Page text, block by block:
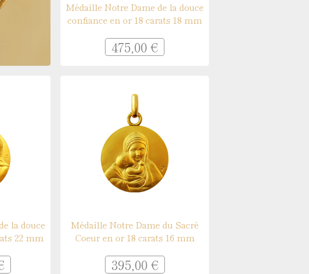
Médaille Notre Dame de la douce
confiance en or 18 carats 18 mm
475,00 €
la douce
22 mm
Médaille Notre Dame du Sacré
Coeur en or 18 carats 16 mm
395,00 €